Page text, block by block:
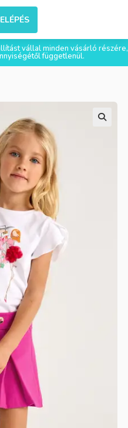
vállal minden vásárló részére,
függetlenül.